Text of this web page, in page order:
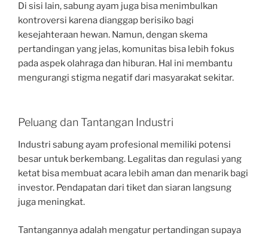
Di sisi lain, sabung ayam juga bisa menimbulkan
kontroversi karena dianggap berisiko bagi
kesejahteraan hewan. Namun, dengan skema
pertandingan yang jelas, komunitas bisa lebih fokus
pada aspek olahraga dan hiburan. Hal ini membantu
mengurangi stigma negatif dari masyarakat sekitar.
Peluang dan Tantangan Industri
Industri sabung ayam profesional memiliki potensi
besar untuk berkembang. Legalitas dan regulasi yang
ketat bisa membuat acara lebih aman dan menarik bagi
investor. Pendapatan dari tiket dan siaran langsung
juga meningkat.
Tantangannya adalah mengatur pertandingan supaya